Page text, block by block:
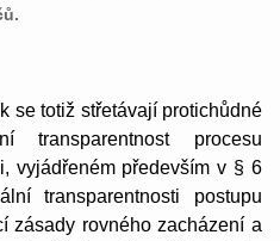
se totiž střetávají protichůdné
transparentnost procesu
vyjádřeném především v § 6
transparentnosti postupu
zásady rovného zacházení a